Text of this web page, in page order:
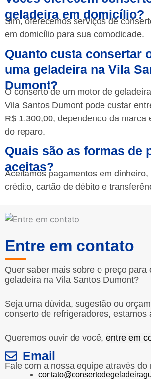
geladeira em domicílio?
Sim, oferecemos serviços de
em domicílio para sua comodidade.
Quanto custa consertar
uma geladeira na Vila
Dumont?
O conserto de um motor de
Vila Santos Dumont pode custar
R$ 1.300,00, dependendo da marca
do reparo.
Quais são as formas de
aceitas?
Aceitamos pagamentos em dinheiro,
crédito, cartão de débito e
Entre em contato
Quer saber mais sobre o preço para
geladeira na Vila Santos Dumont?
Seja uma dúvida, sugestão ou
conserto de refrigeradores, estamos
Queremos ouvir de você, entre em
Email
Fale com a nossa equipe através do